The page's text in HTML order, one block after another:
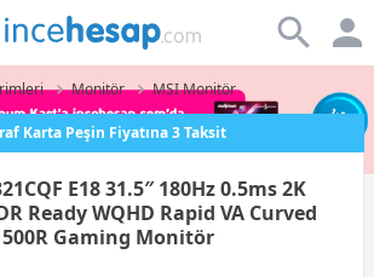
Incehesap
Monitör MSI Monitör
Karta Peşin Fiyatına 3 Taksit
E18 31.5″ 180Hz 0.5ms 2K
Ready WQHD Rapid VA Curved
Gaming Monitör